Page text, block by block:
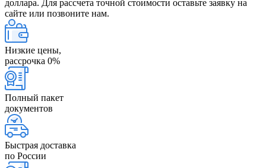
доллара. Для рассчета точной стоимости оставьте заявку на
сайте или позвоните нам.
Низкие цены,
рассрочка 0%
Полный пакет
документов
Быстрая доставка
по России